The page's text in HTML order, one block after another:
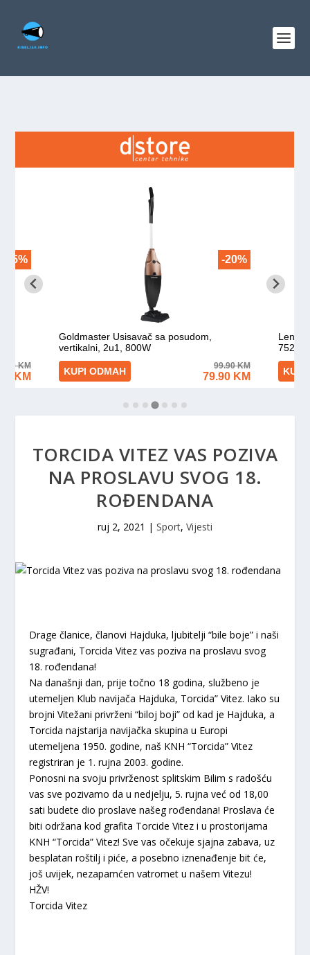
TORCIDA VITEZ VAS POZIVA
NA PROSLAVU SVOG 18.
ROĐENDANA
ruj 2, 2021 | Sport, Vijesti
Drage članice, članovi Hajduka, ljubitelji “bile boje” i naši
sugrađani, Torcida Vitez vas poziva na proslavu svog
18. rođendana!
Na današnji dan, prije točno 18 godina, službeno je
utemeljen Klub navijača Hajduka, Torcida” Vitez. Iako su
brojni Vitežani privrženi “biloj boji” od kad je Hajduka, a
Torcida najstarija navijačka skupina u Europi
utemeljena 1950. godine, naš KNH “Torcida” Vitez
registriran je 1. rujna 2003. godine.
Ponosni na svoju privrženost splitskim Bilim s radošću
vas sve pozivamo da u nedjelju, 5. rujna već od 18,00
sati budete dio proslave našeg rođendana! Proslava će
biti održana kod grafita Torcide Vitez i u prostorijama
KNH “Torcida” Vitez! Sve vas očekuje sjajna zabava, uz
besplatan roštilj i piće, a posebno iznenađenje bit će,
još uvijek, nezapamćen vatromet u našem Vitezu!
HŽV!
Torcida Vitez